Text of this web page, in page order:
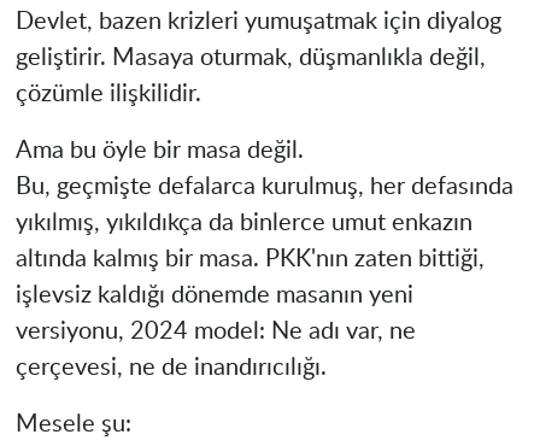
Devlet, bazen krizleri yumuşatmak için diyalog
geliştirir. Masaya oturmak, düşmanlıkla değil,
çözümle ilişkilidir.
Ama bu öyle bir masa değil.
Bu, geçmişte defalarca kurulmuş, her defasında
yıkılmış, yıkıldıkça da binlerce umut enkazın
altında kalmış bir masa. PKK'nın zaten bittiği,
işlevsiz kaldığı dönemde masanın yeni
versiyonu, 2024 model: Ne adı var, ne
çerçevesi, ne de inandırıcılığı.
Mesele şu: